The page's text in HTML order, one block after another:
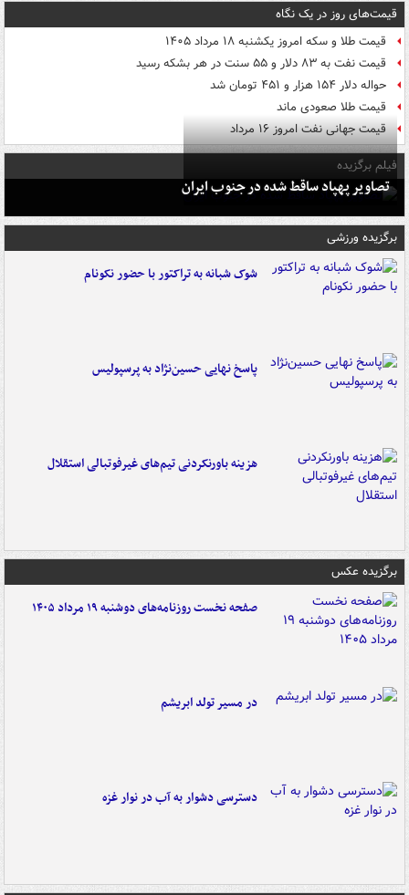
قیمت‌های روز در یک نگاه
قیمت طلا و سکه امروز یکشنبه ۱۸ مرداد ۱۴۰۵
قیمت نفت به ۸۳ دلار و ۵۵ سنت در هر بشکه رسید
حواله دلار ۱۵۴ هزار و ۴۵۱ تومان شد
قیمت طلا صعودی ماند
قیمت جهانی نفت امروز ۱۶ مرداد
فیلم برگزیده
تصاویر پهپاد ساقط شده در جنوب ایران
برگزیده ورزشی
شوک شبانه به تراکتور با حضور نکونام
پاسخ نهایی حسین‌نژاد به پرسپولیس
هزینه باورنکردنی تیم‌های غیرفوتبالی استقلال
برگزیده عکس
صفحه نخست روزنامه‌های دوشنبه ۱۹ مرداد ۱۴۰۵
در مسیر تولد ابریشم
دسترسی دشوار به آب در نوار غزه